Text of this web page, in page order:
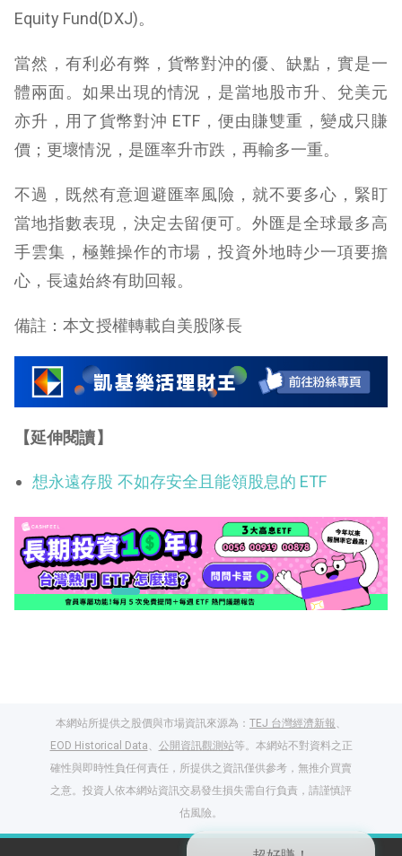
Equity Fund(DXJ)。
當然，有利必有弊，貨幣對沖的優、缺點，實是一
體兩面。如果出現的情況，是當地股市升、兌美元
亦升，用了貨幣對沖 ETF，便由賺雙重，變成只賺
價；更壞情況，是匯率升市跌，再輸多一重。
不過，既然有意迴避匯率風險，就不要多心，緊盯
當地指數表現，決定去留便可。外匯是全球最多高
手雲集，極難操作的市場，投資外地時少一項要擔
心，長遠始終有助回報。
備註：本文授權轉載自美股隊長
【延伸閱讀】
想永遠存股 不如存安全且能領股息的 ETF
本網站所提供之股價與市場資訊來源為： TEJ 台灣經濟新報
EOD Historical Data
公開資訊觀測站等。本網站不對資料之正
確性與即時性負任何責任，所提供之資訊僅供參考，無推介買賣
之意。投資人依本網站資訊交易發生損失需自行負責，請謹慎評
估風險。
登入股感會員，閱讀